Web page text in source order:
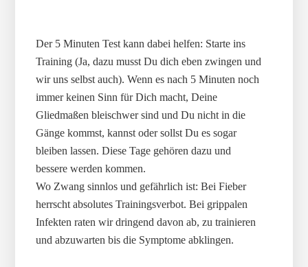
Der 5 Minuten Test kann dabei helfen: Starte ins
Training (Ja, dazu musst Du dich eben zwingen und
wir uns selbst auch). Wenn es nach 5 Minuten noch
immer keinen Sinn für Dich macht, Deine
Gliedmaßen bleischwer sind und Du nicht in die
Gänge kommst, kannst oder sollst Du es sogar
bleiben lassen. Diese Tage gehören dazu und
bessere werden kommen.
Wo Zwang sinnlos und gefährlich ist: Bei Fieber
herrscht absolutes Trainingsverbot. Bei grippalen
Infekten raten wir dringend davon ab, zu trainieren
und abzuwarten bis die Symptome abklingen.